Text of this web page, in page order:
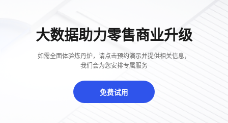
大数据助力零售商业升级
如需全面体验炼丹炉，请点击预约演示并提供相关信息，
我们会为您安排专属服务
免费试用